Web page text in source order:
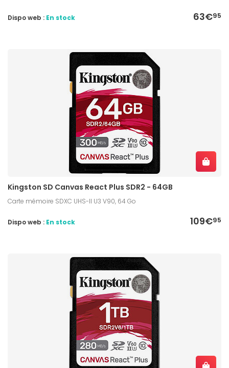
63€95
Dispo web : En stock
Kingston SD Canvas React Plus SDR2 - 64GB
Carte mémoire SDXC UHS-II U3 V90, 64 Go
109€95
Dispo web : En stock